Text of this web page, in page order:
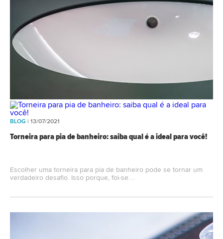
BLOG | 13/07/2021
Torneira para pia de banheiro: saiba qual é a ideal para você!
Escolher uma torneira para pia de banheiro pode se tornar um
verdadeiro desafio. Isso porque, foi-se…